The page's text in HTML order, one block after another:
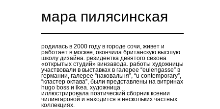
мара пилясинская
родилась в 2000 году в городе сочи, живет и
работает в москве, окончила британскую высшую
школу дизайна. резидентка девятого сезона
«открытых студий» винзавода. работы художницы
участвовали в выставках в галерее “eulengasse” в
германии, галерее “наковальня”, “u contemporary”,
“кластер октава”, были представлены на витринах
hugo boss и ikea. художница
иллюстрировала поэтический сборник ксении
чилингаровой и находится в нескольких частных
коллекциях.